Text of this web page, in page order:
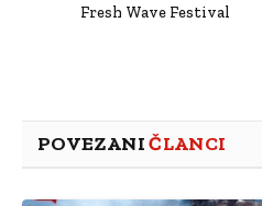
Fresh Wave Festival
POVEZANIČLANCI